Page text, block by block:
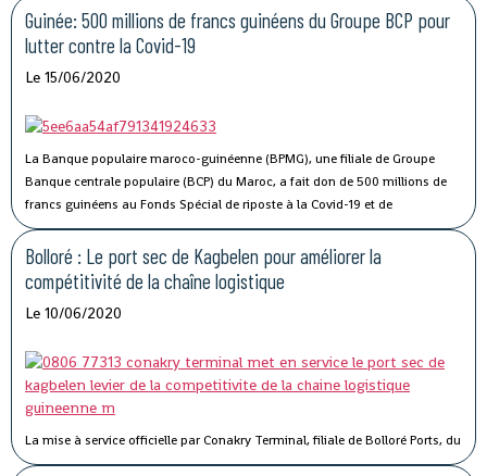
Guinée: 500 millions de francs guinéens du Groupe BCP pour
lutter contre la Covid-19
Le 15/06/2020
La Banque populaire maroco-guinéenne (BPMG), une filiale de Groupe
Banque centrale populaire (BCP) du Maroc, a fait don de 500 millions de
francs guinéens au Fonds Spécial de riposte à la Covid-19 et de
stabilisation économique de la Guinée.
Bolloré : Le port sec de Kagbelen pour améliorer la
compétitivité de la chaîne logistique
Le 10/06/2020
La mise à service officielle par Conakry Terminal, filiale de Bolloré Ports, du
port sec de Kagbelen, permettra « l’amélioration des performances et la